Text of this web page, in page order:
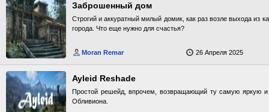
Заброшенный дом
Строгий и аккуратный милый домик, как раз возле выхода из
города. Что еще нужно для счастья?
Moran Remar 26 Апреля 2025
Ayleid Reshade
Простой решейд, впрочем, возвращающий ту самую яркую и
Обливиона.